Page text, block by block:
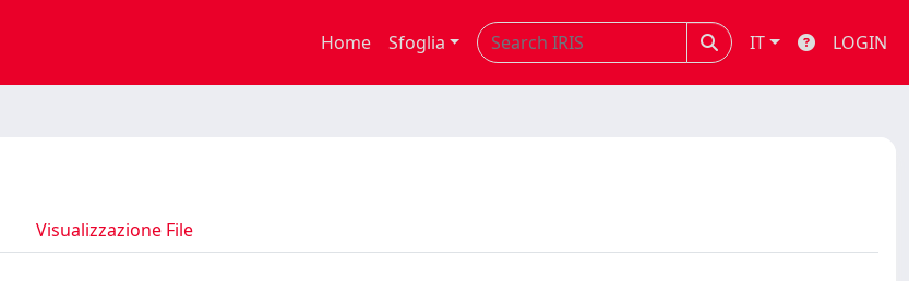
Home Sfoglia IT LOGIN
Visualizzazione File